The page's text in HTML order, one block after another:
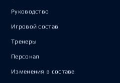
Руководство
Игровой состав
Тренеры
Персонал
Изменения в составе